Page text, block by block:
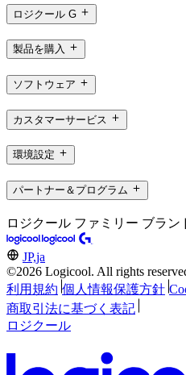
ロジクール G
製品を購入
ソフトウェア
カスタマーサービス
環境設定
パートナー＆プログラム
ロジクール ファミリー ブラン
JP,ja
©2026 Logicool. All rights
利用規約 個人情報保護方針
商取引法に基づく表記
ロジクール